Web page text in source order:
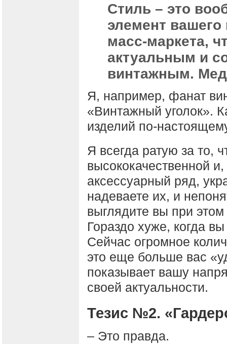
Стиль – это
элемент
масс-маркета,
актуальным и
винтажным.
Я, например, фанат
«Винтажный уголок».
изделий по-
Я всегда ратую за то,
высококачественной
аксессуарный ряд,
надеваете их, и
выглядите вы при
Гораздо хуже, когда
Сейчас огромное
это еще больше вас
показывает вашу
своей актуальности.
Тезис №2.
– Это правда.